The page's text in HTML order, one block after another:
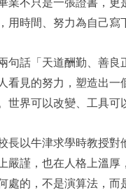
業不只是一張證書，
用時間、努力為自己寫
句話「天道酬勤、善
看見的努力，塑造出
世界可以改變、工具
長以牛津求學時教授
嚴謹，也在人格上溫
處的，不是演算法，而